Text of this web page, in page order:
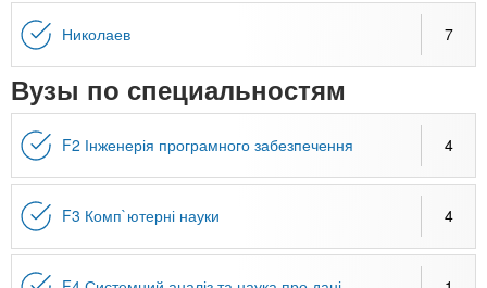
ю
n
t
s
.
i
а
в
и
Онлайн курсы
За рубежом
Николаев 7
Вузы по специальностям
F2 Інженерія програмного забезпечення 4
F3 Комп`ютерні науки 4